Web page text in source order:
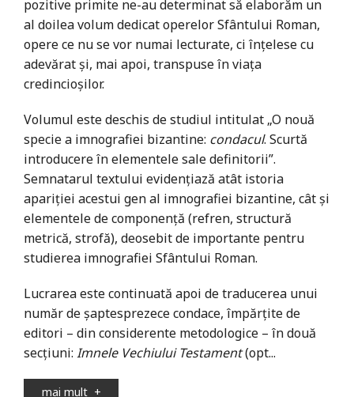
pozitive primite ne-au determinat să elaborăm un
al doilea volum dedicat operelor Sfântului Roman,
opere ce nu se vor numai lecturate, ci înţelese cu
adevărat şi, mai apoi, transpuse în viaţa
credincioşilor.
Volumul este deschis de studiul intitulat „O nouă
specie a imnografiei bizantine: condacul. Scurtă
introducere în elementele sale definitorii”.
Semnatarul textului evidenţiază atât istoria
apariţiei acestui gen al imnografiei bizantine, cât şi
elementele de componenţă (refren, structură
metrică, strofă), deosebit de importante pentru
studierea imnografiei Sfântului Roman.
Lucrarea este continuată apoi de traducerea unui
număr de şaptesprezece condace, împărţite de
editori – din considerente metodologice – în două
secţiuni: Imnele Vechiului Testament(opt...
mai mult +